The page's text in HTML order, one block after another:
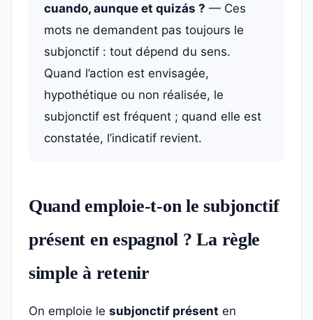
cuando, aunque et quizás ? — Ces
mots ne demandent pas toujours le
subjonctif : tout dépend du sens.
Quand l’action est envisagée,
hypothétique ou non réalisée, le
subjonctif est fréquent ; quand elle est
constatée, l’indicatif revient.
Quand emploie-t-on le subjonctif
présent en espagnol ? La règle
simple à retenir
On emploie le subjonctif présent en